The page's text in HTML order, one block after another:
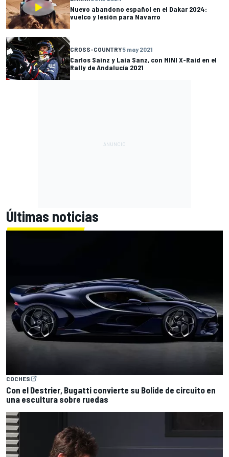
Nuevo abandono español en el Dakar 2024:
vuelco y lesión para Navarro
CROSS-COUNTRY5 may 2021
Carlos Sainz y Laia Sanz, con MINI X-Raid en el
Rally de Andalucía 2021
Últimas noticias
COCHES
Con el Destrier, Bugatti convierte su Bolide de circuito en
una escultura sobre ruedas